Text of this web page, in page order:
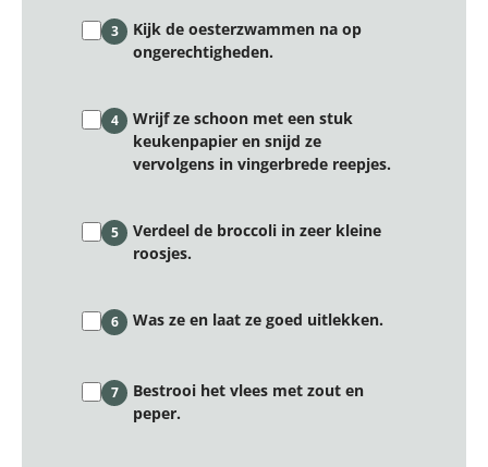
3
Kijk de oesterzwammen na op
ongerechtigheden.
4
Wrijf ze schoon met een stuk
keukenpapier en snijd ze
vervolgens in vingerbrede reepjes.
5
Verdeel de broccoli in zeer kleine
roosjes.
6 Was ze en laat ze goed uitlekken.
7
Bestrooi het vlees met zout en
peper.